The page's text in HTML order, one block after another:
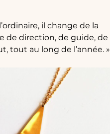
il change de la
de direction, de guide, de
tout au long de l’année. »